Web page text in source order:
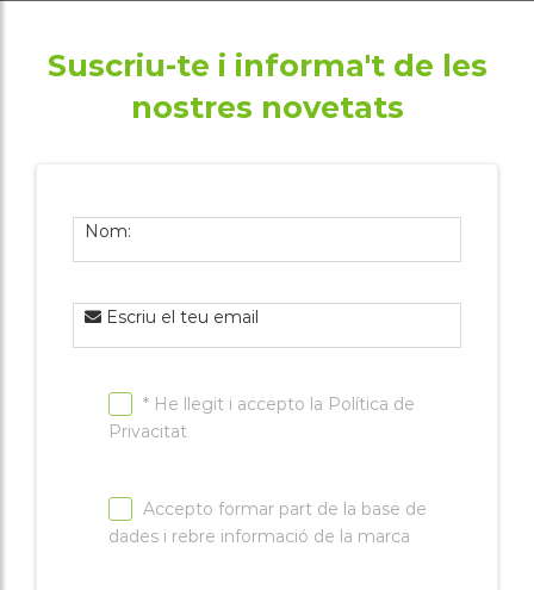
esdeveniments
Gestió
Cita online
Suscriu-te i informa't de les
nostres novetats
Nom:
Escriu el teu email
* He llegit i accepto la Política de
Privacitat
Accepto formar part de la base de
dades i rebre informació de la marca